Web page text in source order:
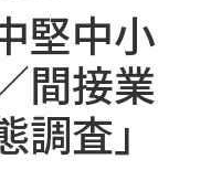
堅中小
間接業
査」